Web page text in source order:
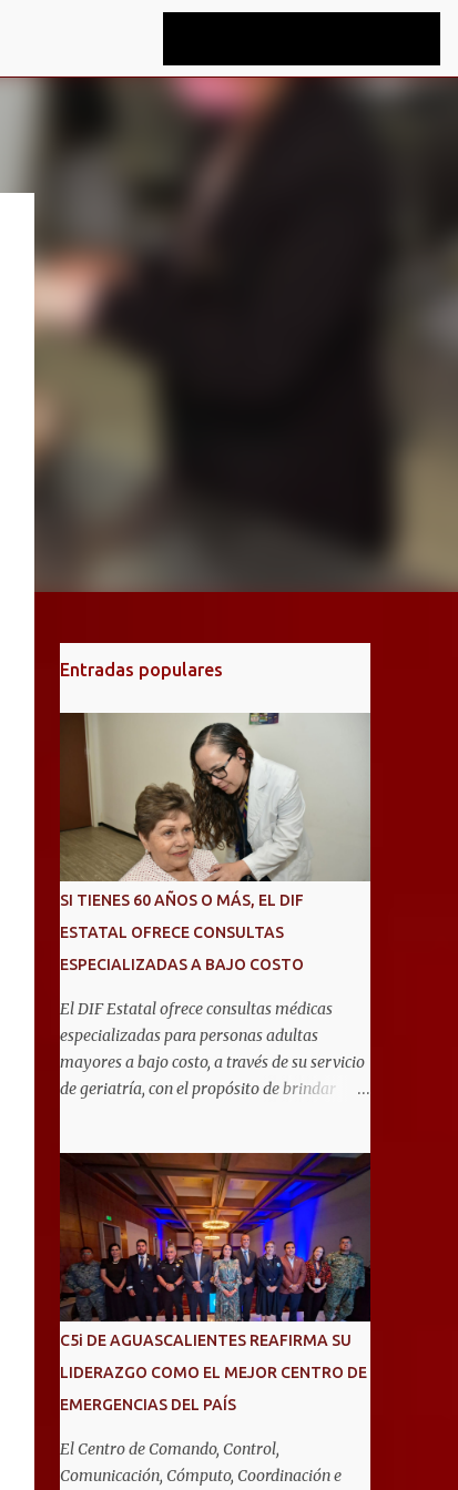
Entradas populares
SI TIENES 60 AÑOS O MÁS, EL DIF
ESTATAL OFRECE CONSULTAS
ESPECIALIZADAS A BAJO COSTO
El DIF Estatal ofrece consultas médicas
especializadas para personas adultas
mayores a bajo costo, a través de su servicio
de geriatría, con el propósito de brindar
calidad de vida. Aurora Jiménez Esquivel,
primera voluntaria y presidenta del DIF
Estatal, informó que la consulta de geriatría
se enfoca fundamentalmente en la
prevención, el diagnóstico y tratamiento de
las enfermedades más comunes en las
personas mayores de 60 años, como
alzhéimer, entre otros padecimientos.
"Nuestros adultos mayores son el corazón
respeto, cuidado y reconocimiento; por eso,
C5i DE AGUASCALIENTES REAFIRMA SU
LIDERAZGO COMO EL MEJOR CENTRO DE
EMERGENCIAS DEL PAÍS
El Centro de Comando, Control,
Comunicación, Cómputo, Coordinación e